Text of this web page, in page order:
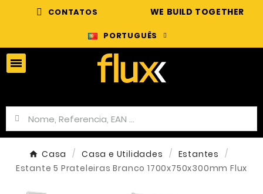
CONTATOS WE BUILD TOGETHER
PORTUGUÊS
Casa Casa e Utilidades
Estantes
Estante 5 Prateleiras Branco 1700x750x300mm Flux